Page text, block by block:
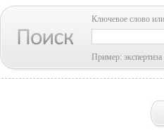
Ключевое слово
Пример: